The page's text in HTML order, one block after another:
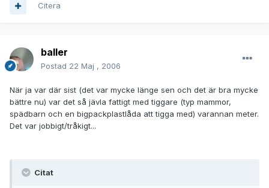
Citera
baller
Postad 22 Maj , 2006
När ja var där sist (det var mycke länge sen och det är bra mycke
bättre nu) var det så jävla fattigt med tiggare (typ mammor,
spädbarn och en bigpackplastlåda att tigga med) varannan meter.
Det var jobbigt/tråkigt...
Citat